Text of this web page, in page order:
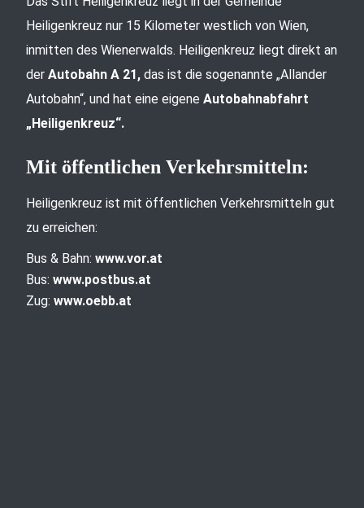
Heiligenkreuz nur 15 Kilometer westlich von Wien,
inmitten des Wienerwalds. Heiligenkreuz liegt direkt an
der Autobahn A 21, das ist die sogenannte „Allander
Autobahn“, und hat eine eigene Autobahnabfahrt
„Heiligenkreuz“.
Mit öffentlichen Verkehrsmitteln:
Heiligenkreuz ist mit öffentlichen Verkehrsmitteln gut
zu erreichen:
Bus & Bahn: www.vor.at
Bus: www.postbus.at
Zug: www.oebb.at